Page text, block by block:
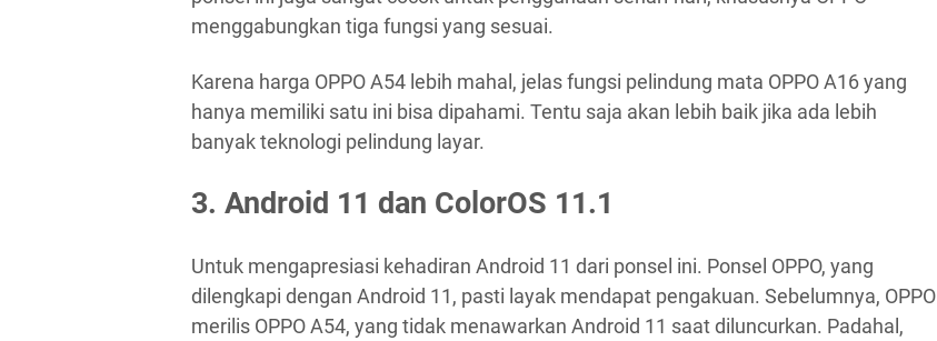
menggabungkan tiga fungsi yang sesuai.
Karena harga OPPO A54 lebih mahal, jelas fungsi pelindung mata OPPO A16 yang
hanya memiliki satu ini bisa dipahami. Tentu saja akan lebih baik jika ada lebih
banyak teknologi pelindung layar.
3. Android 11 dan ColorOS 11.1
Untuk mengapresiasi kehadiran Android 11 dari ponsel ini. Ponsel OPPO, yang
dilengkapi dengan Android 11, pasti layak mendapat pengakuan. Sebelumnya, OPPO
merilis OPPO A54, yang tidak menawarkan Android 11 saat diluncurkan. Padahal,